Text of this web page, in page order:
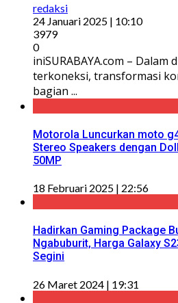
redaksi
24 Januari 2025 | 10:10
3979
0
iniSURABAYA.com – Dalam
terkoneksi, transformasi
bagian ...
Motorola Luncurkan moto
Stereo Speakers dengan
50MP
18 Februari 2025 | 22:56
Hadirkan Gaming Package
Ngabuburit, Harga Galaxy
Segini
26 Maret 2024 | 19:31